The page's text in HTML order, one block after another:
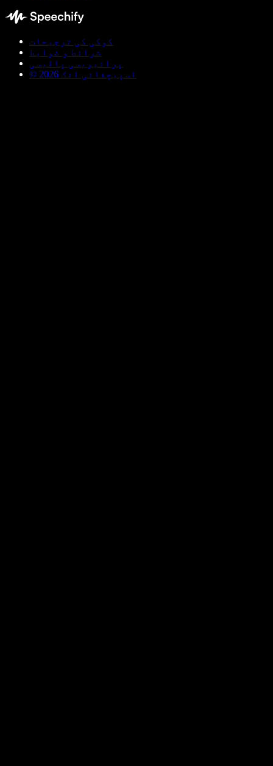
کوکی کی ترجیحات
شرائط و ضوابط
پرائیویسی پالیسی
© اسپیچفائی انک 2026